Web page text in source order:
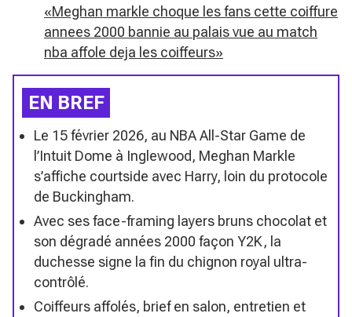
«Meghan markle choque les fans cette coiffure
annees 2000 bannie au palais vue au match
nba affole deja les coiffeurs»
EN BREF
Le 15 février 2026, au NBA All-Star Game de
l’Intuit Dome à Inglewood, Meghan Markle
s’affiche courtside avec Harry, loin du protocole
de Buckingham.
Avec ses face-framing layers bruns chocolat et
son dégradé années 2000 façon Y2K, la
duchesse signe la fin du chignon royal ultra-
contrôlé.
Coiffeurs affolés, brief en salon, entretien et